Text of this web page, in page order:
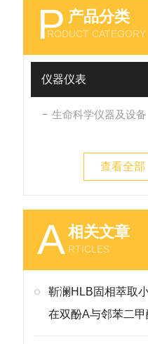
P 产品分类
RODUCT CATEGORY
仪器仪表
生命科学仪器及设备
查看全部
A相关文章
RTICLES
靳澜HLB固相萃取
在双酚A与邻苯二